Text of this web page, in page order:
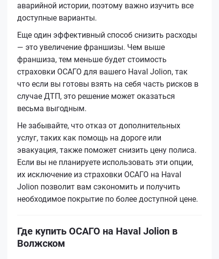
аварийной истории, поэтому важно изучить все
доступные варианты.
Еще один эффективный способ снизить расходы
— это увеличение франшизы. Чем выше
франшиза, тем меньше будет стоимость
страховки ОСАГО для вашего Haval Jolion, так
что если вы готовы взять на себя часть рисков в
случае ДТП, это решение может оказаться
весьма выгодным.
Не забывайте, что отказ от дополнительных
услуг, таких как помощь на дороге или
эвакуация, также поможет снизить цену полиса.
Если вы не планируете использовать эти опции,
их исключение из страховки ОСАГО на Haval
Jolion позволит вам сэкономить и получить
необходимое покрытие по более доступной цене.
Где купить ОСАГО на Haval Jolion в
Волжском